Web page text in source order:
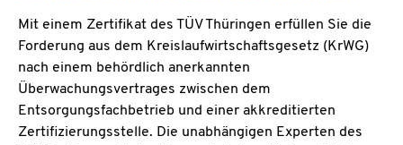
Mit einem Zertifikat des TÜV Thüringen erfüllen Sie die
Forderung aus dem Kreislaufwirtschaftsgesetz (KrWG)
nach einem behördlich anerkannten
Überwachungsvertrages zwischen dem
Entsorgungsfachbetrieb und einer akkreditierten
Zertifizierungsstelle. Die unabhängigen Experten des